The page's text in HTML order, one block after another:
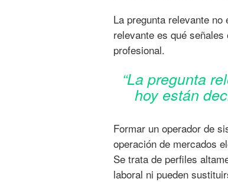
La pregunta relevante
relevante es qué
profesional.
“La pregunta
hoy están
Formar un operador de
operación de mercados
Se trata de perfiles
laboral ni pueden